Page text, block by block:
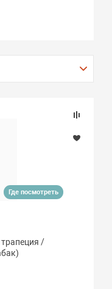
Где посмотреть
/